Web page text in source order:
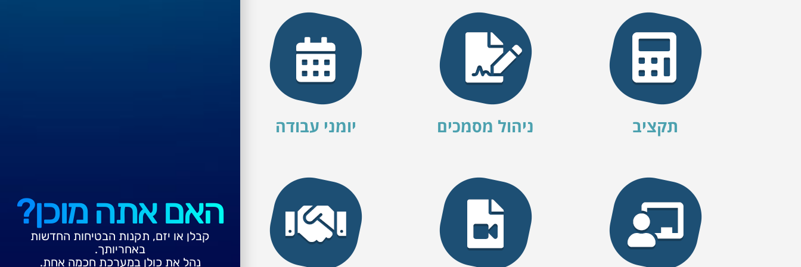
תקציב ניהול מסמכים יומני עבודה
האם אתה מוכן?
קבלן או יזם, תקנות הבטיחות החדשות
באחריותך.
נהל את כולן במערכת חכמה אחת.